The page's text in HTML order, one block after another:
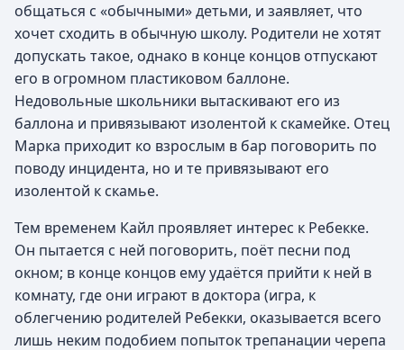
общаться с «обычными» детьми, и заявляет, что
хочет сходить в обычную школу. Родители не хотят
допускать такое, однако в конце концов отпускают
его в огромном пластиковом баллоне.
Недовольные школьники вытаскивают его из
баллона и привязывают изолентой к скамейке. Отец
Марка приходит ко взрослым в бар поговорить по
поводу инцидента, но и те привязывают его
изолентой к скамье.
Тем временем Кайл проявляет интерес к Ребекке.
Он пытается с ней поговорить, поёт песни под
окном; в конце концов ему удаётся прийти к ней в
комнату, где они играют в доктора (игра, к
облегчению родителей Ребекки, оказывается всего
лишь неким подобием попыток трепанации черепа